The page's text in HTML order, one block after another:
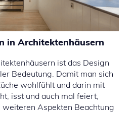
in Architektenhäusern
ist das Design
Bedeutung. Damit man sich
wohlfühlt und darin mit
isst und auch mal feiert,
Aspekten Beachtung